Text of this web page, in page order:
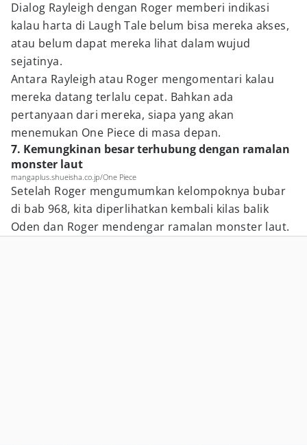
Dialog Rayleigh dengan Roger memberi indikasi
kalau harta di Laugh Tale belum bisa mereka akses,
atau belum dapat mereka lihat dalam wujud
sejatinya.
Antara Rayleigh atau Roger mengomentari kalau
mereka datang terlalu cepat. Bahkan ada
pertanyaan dari mereka, siapa yang akan
menemukan One Piece di masa depan.
7. Kemungkinan besar terhubung dengan ramalan
monster laut
mangaplus.shueisha.co.jp/One Piece
Setelah Roger mengumumkan kelompoknya bubar
di bab 968, kita diperlihatkan kembali kilas balik
Oden dan Roger mendengar ramalan monster laut.